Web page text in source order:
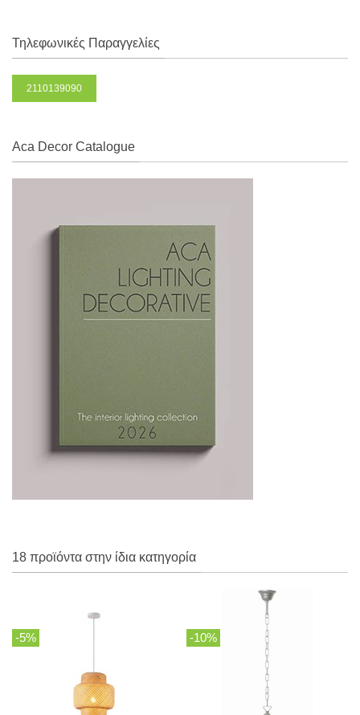
Τηλεφωνικές Παραγγελίες
2110139090
Aca Decor Catalogue
18 προϊόντα στην ίδια κατηγορία
-5% -10%